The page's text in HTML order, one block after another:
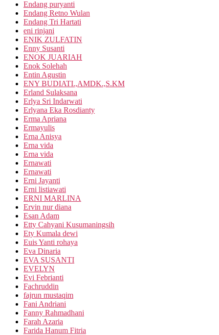
Endang puryanti
Endang Retno Wulan
Endang Tri Hartati
eni rinjani
ENIK ZULFATIN
Enny Susanti
ENOK JUARIAH
Enok Solehah
Entin Agustin
ENY BUDIATI.,AMDK.,S.KM
Erland Sulaksana
Erlya Sri Indarwati
Erlyana Eka Rosdianty
Erma Apriana
Ermayulis
Erna Anisya
Erna vida
Erna vida
Ernawati
Ernawati
Erni Jayanti
Erni listiawati
ERNI MARLINA
Ervin nur diana
Esan Adam
Etty Cahyani Kusumaningsih
Ety Kumala dewi
Euis Yanti rohaya
Eva Dinaria
EVA SUSANTI
EVELYN
Evi Febrianti
Fachruddin
fajrun mustaqim
Fani Andriani
Fanny Rahmadhani
Farah Azaria
Farida Hanum Fitria